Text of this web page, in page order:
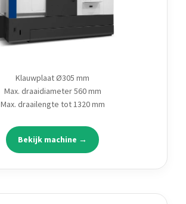
Klauwplaat Ø305 mm
Max. draaidiameter 560 mm
Max. draailengte tot 1320 mm
Bekijk machine →